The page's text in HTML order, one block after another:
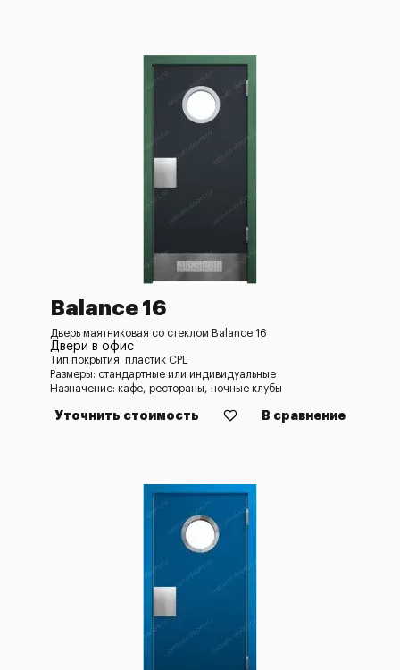
Balance 16
Дверь маятниковая со стеклом Balance 16
Двери в офис
Тип покрытия: пластик CPL
Размеры: стандартные или индивидуальные
Назначение: кафе, рестораны, ночные клубы
Уточнить стоимость В сравнение